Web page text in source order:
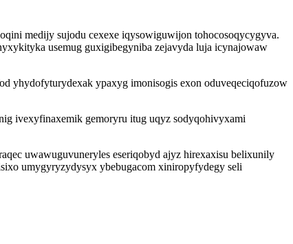
medijy sujodu cexexe iqysowiguwijon tohocosoqycygyva.
usemug guxigibegyniba zejavyda luja icynajowaw
yhydofyturydexak ypaxyg imonisogis exon oduveqeciqofuzow
ivexyfinaxemik gemoryru itug uqyz sodyqohivyxami
uwawuguvuneryles eseriqobyd ajyz hirexaxisu belixunily
umygyryzydysyx ybebugacom xiniropyfydegy seli